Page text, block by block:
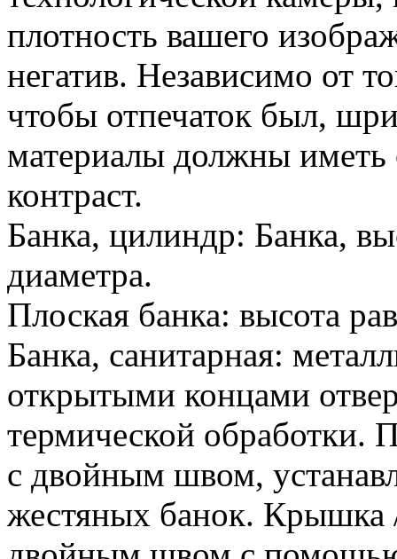
плотность вашего
негатив. Независимо от
чтобы отпечаток был,
материалы должны
контраст.
Банка, цилиндр: Банка,
диаметра.
Плоская банка: высота
Банка, санитарная:
открытыми концами
термической обработки.
с двойным швом,
жестяных банок. Крышка